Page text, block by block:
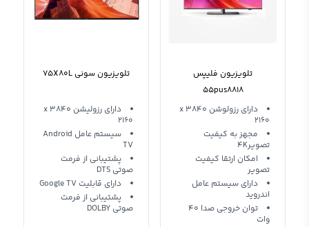
تلویزیون فلیپس
55pus8818
دارای رزولوشن 3840 x
2160
مجهز به کیفیت
تصویر4K
امکان ارتقا کیفیت
تصویر
دارای سیستم عامل
اندروید
توان خروجی صدا 40
وات
تلویزیون سونی 75X80L
دارای رزولیشن 3840 x
2160
سیستم عامل Android
TV
پشتیبانی از فرمت
صوتی DTS
دارای قابلیت Google TV
پشتیبانی از فرمت
صوتی DOLBY